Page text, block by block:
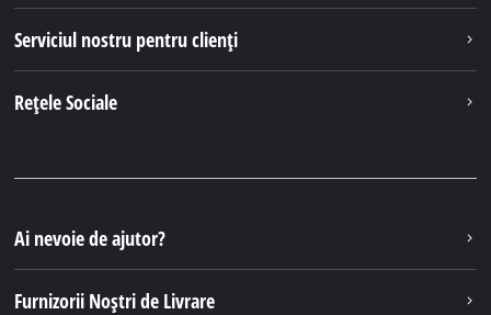
Serviciul nostru pentru clienți
Rețele Sociale
Ai nevoie de ajutor?
Furnizorii Noștri de Livrare